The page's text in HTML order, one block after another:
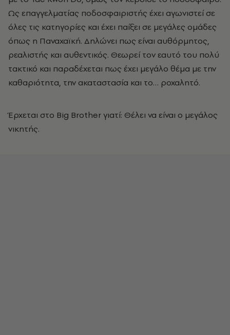
Ως επαγγελματίας ποδοσφαιριστής έχει αγωνιστεί σε
όλες τις κατηγορίες και έχει παίξει σε μεγάλες ομάδες
όπως η Παναχαϊκή. Δηλώνει πως είναι αυθόρμητος,
ρεαλιστής και αυθεντικός. Θεωρεί τον εαυτό του πολύ
τακτικό και παραδέχεται πως έχει μεγάλο θέμα με την
καθαριότητα, την ακαταστασία και το… ροχαλητό.
Έρχεται στο Big Brother γιατί: Θέλει να είναι ο μεγάλος
νικητής.